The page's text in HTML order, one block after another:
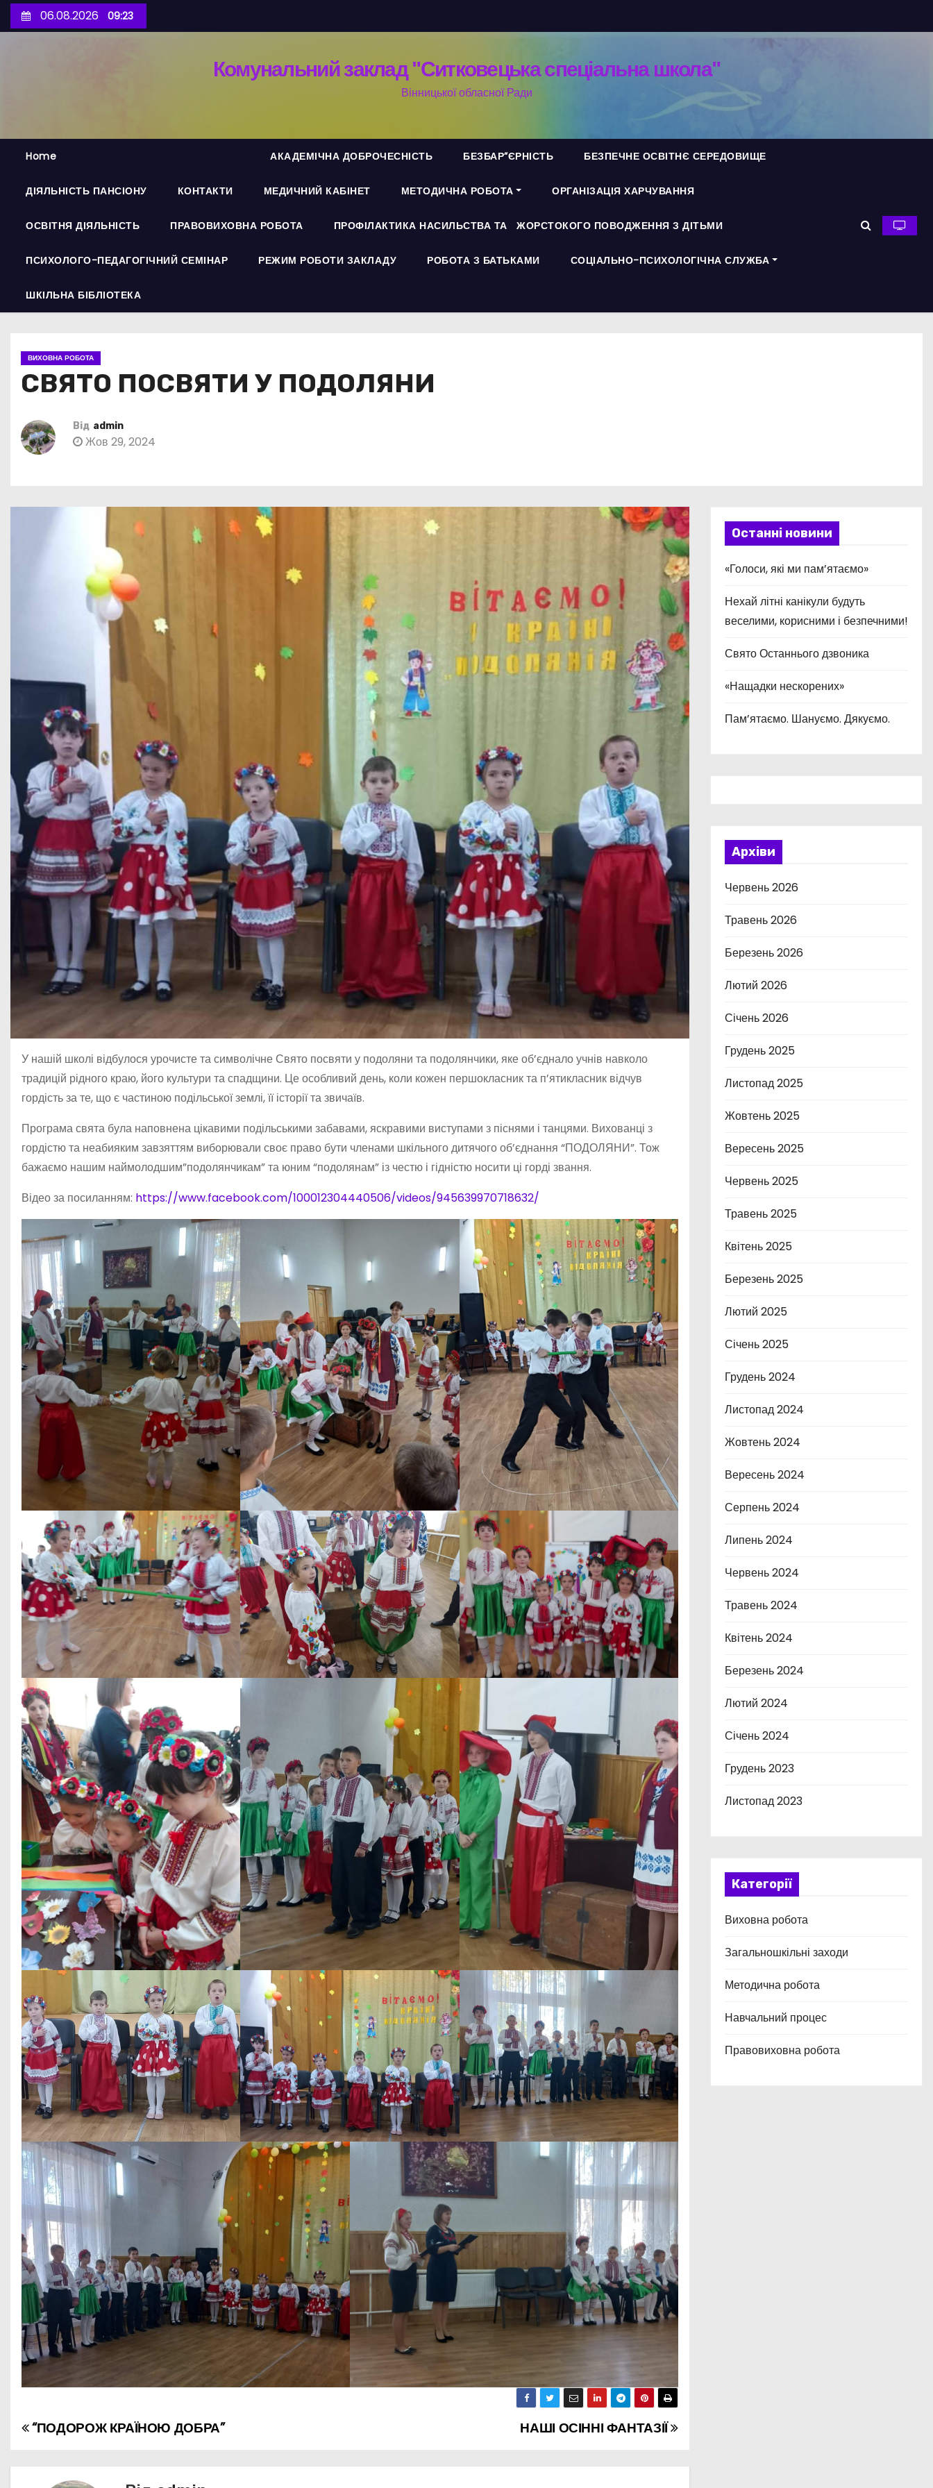
е
06.08.2026 09:23
Комунальний заклад "Ситковецька спеціальна школа"
Вінницької обласної Ради
Home АКАДЕМІЧНА ДОБРОЧЕСНІСТЬ БЕЗБАР”ЄРНІСТЬ БЕЗПЕЧНЕ ОСВІТНЄ СЕРЕДОВИЩЕ
ДІЯЛЬНІСТЬ ПАНСІОНУ КОНТАКТИ МЕДИЧНИЙ КАБІНЕТ МЕТОДИЧНА РОБОТА ОРГАНІЗАЦІЯ ХАРЧУВАННЯ
ОСВІТНЯ ДІЯЛЬНІСТЬ ПРАВОВИХОВНА РОБОТА ПРОФІЛАКТИКА НАСИЛЬСТВА ТА ЖОРСТОКОГО ПОВОДЖЕННЯ З ДІТЬМИ
ПСИХОЛОГО-ПЕДАГОГІЧНИЙ СЕМІНАР РЕЖИМ РОБОТИ ЗАКЛАДУ РОБОТА З БАТЬКАМИ СОЦІАЛЬНО-ПСИХОЛОГІЧНА СЛУЖБА
ШКІЛЬНА БІБЛІОТЕКА
ВИХОВНА РОБОТА
СВЯТО ПОСВЯТИ У ПОДОЛЯНИ
Від admin
Жов 29, 2024
У нашій школі відбулося урочисте та символічне Свято посвяти у подоляни та подолянчики, яке об’єднало учнів навколо
традицій рідного краю, його культури та спадщини. Це особливий день, коли кожен першокласник та п’ятикласник відчув
гордість за те, що є частиною подільської землі, її історії та звичаїв.
Програма свята була наповнена цікавими подільськими забавами, яскравими виступами з піснями і танцями. Вихованці з
гордістю та неабияким завзяттям виборювали своє право бути членами шкільного дитячого об’єднання “ПОДОЛЯНИ”. Тож
бажаємо нашим наймолодшим”подолянчикам” та юним “подолянам” із честю і гідністю носити ці горді звання.
Відео за посиланням: https://www.facebook.com/100012304440506/videos/945639970718632/
Н
а
НАШІ ОСІННІ ФАНТАЗІЇ
“ПОДОРОЖ КРАЇНОЮ ДОБРА”
Останні новини
«Голоси, які ми пам’ятаємо»
Нехай літні канікули будуть
веселими, корисними і безпечними!
Свято Останнього дзвоника
«Нащадки нескорених»
Пам’ятаємо. Шануємо. Дякуємо.
Архіви
Червень 2026
Травень 2026
Березень 2026
Лютий 2026
Січень 2026
Грудень 2025
Листопад 2025
Жовтень 2025
Вересень 2025
Червень 2025
Травень 2025
Квітень 2025
Березень 2025
Лютий 2025
Січень 2025
Грудень 2024
Листопад 2024
Жовтень 2024
Вересень 2024
Серпень 2024
Липень 2024
Червень 2024
Травень 2024
Квітень 2024
Березень 2024
Лютий 2024
Січень 2024
Грудень 2023
Листопад 2023
Категорії
Виховна робота
Загальношкільні заходи
Методична робота
Навчальний процес
Правовиховна робота